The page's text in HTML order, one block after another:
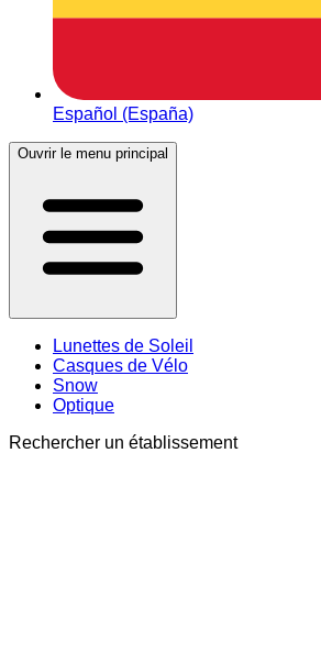
Español (España)
Ouvrir le menu principal
Lunettes de Soleil
Casques de Vélo
Snow
Optique
Rechercher un établissement